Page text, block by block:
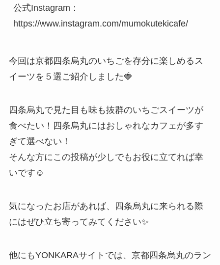
公式Instagram：
https://www.instagram.com/mumokutekicafe/
今回は京都四条烏丸のいちごを存分に楽しめるス
イーツを５選ご紹介しました🍓
四条烏丸で見た目も味も抜群のいちごスイーツが
食べたい！四条烏丸にはおしゃれなカフェが多す
ぎて選べない！
そんな方にこの投稿が少しでもお役に立てれば幸
いです☺️
気になったお店があれば、四条烏丸に来られる際
にはぜひ立ち寄ってみてください✨
他にもYONKARAサイトでは、京都四条烏丸のラン